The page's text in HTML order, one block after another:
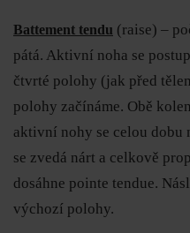
Battement tendu (raise) –
pátá. Aktivní noha se
čtvrté polohy (jak před
polohy začínáme. Obě
aktivní nohy se celou dobu
se zvedá nárt a celkově
dosáhne pointe tendue.
výchozí polohy.